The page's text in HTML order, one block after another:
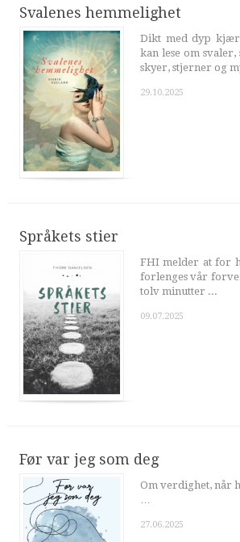
Svalenes hemmelighet
Dikt med dyp
kan lese om
skyer, stjerner og
29.10.2025
Språkets stier
FHI melder at for
forlenges vår
tolv minutter ...
09.07.2025
Før var jeg som deg
Om verdighet, når
…
27.06.2025